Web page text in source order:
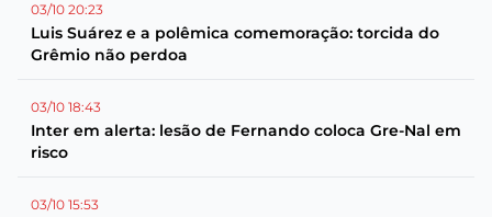
03/10 20:23
Luis Suárez e a polêmica comemoração: torcida do
Grêmio não perdoa
03/10 18:43
Inter em alerta: lesão de Fernando coloca Gre-Nal em
risco
03/10 15:53